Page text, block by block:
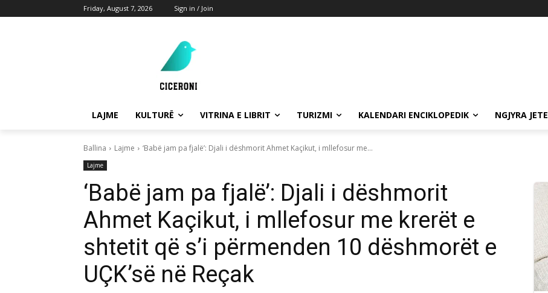
Friday, August 7, 2026 Sign in / Join
LAJME KULTURË VITRINA E LIBRIT TURIZMI KALENDARI ENCIKLOPEDIK NGJYRA JETE
Ballina Lajme ‘Babë jam pa fjalë’: Djali i dëshmorit Ahmet Kaçikut, i mllefosur me...
Lajme
‘Babë jam pa fjalë’: Djali i dëshmorit
Ahmet Kaçikut, i mllefosur me krerët e
shtetit që s’i përmenden 10 dëshmorët e
UÇK’së në Reçak